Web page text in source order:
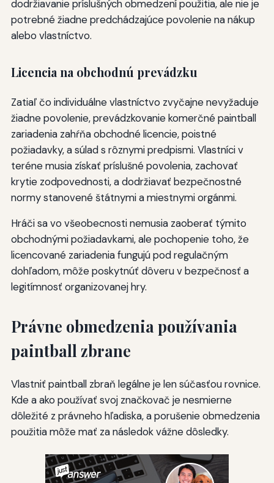
dodržiavanie príslušných obmedzení použitia, ale nie je
potrebné žiadne predchádzajúce povolenie na nákup
alebo vlastníctvo.
Licencia na obchodnú prevádzku
Zatiaľ čo individuálne vlastníctvo zvyčajne nevyžaduje
žiadne povolenie, prevádzkovanie komerčné paintball
zariadenia zahŕňa obchodné licencie, poistné
požiadavky, a súlad s rôznymi predpismi. Vlastníci v
teréne musia získať príslušné povolenia, zachovať
krytie zodpovednosti, a dodržiavať bezpečnostné
normy stanovené štátnymi a miestnymi orgánmi.
Hráči sa vo všeobecnosti nemusia zaoberať týmito
obchodnými požiadavkami, ale pochopenie toho, že
licencované zariadenia fungujú pod regulačným
dohľadom, môže poskytnúť dôveru v bezpečnosť a
legitímnosť organizovanej hry.
Právne obmedzenia používania
paintball zbrane
Vlastniť paintball zbraň legálne je len súčasťou rovnice.
Kde a ako používať svoj značkovač je nesmierne
dôležité z právneho hľadiska, a porušenie obmedzenia
použitia môže mať za následok vážne dôsledky.